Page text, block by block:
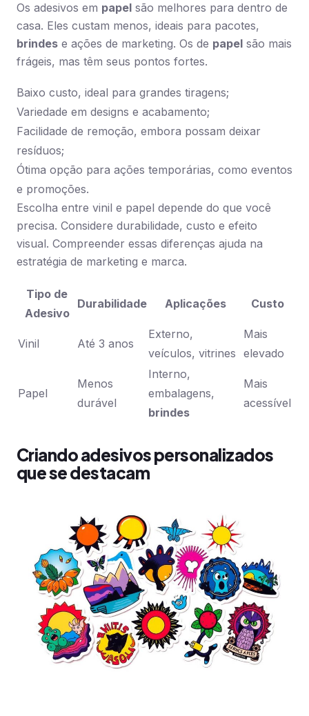
Os adesivos em papel são melhores para dentro de
casa. Eles custam menos, ideais para pacotes,
brindes e ações de marketing. Os de papel são mais
frágeis, mas têm seus pontos fortes.
Baixo custo, ideal para grandes tiragens;
Variedade em designs e acabamento;
Facilidade de remoção, embora possam deixar
resíduos;
Ótima opção para ações temporárias, como eventos
e promoções.
Escolha entre vinil e papel depende do que você
precisa. Considere durabilidade, custo e efeito
visual. Compreender essas diferenças ajuda na
estratégia de marketing e marca.
Tipo de
Adesivo
Durabilidade Aplicações Custo
Vinil Até 3 anos
Externo,
veículos, vitrines
Mais
elevado
Papel
Menos
durável
Interno,
embalagens,
brindes
Mais
acessível
Criando adesivos personalizados
que se destacam